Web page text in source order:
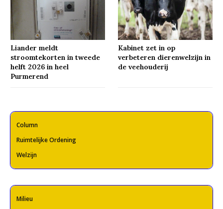
Liander meldt
stroomtekorten in tweede
helft 2026 in heel
Purmerend
Kabinet zet in op
verbeteren dierenwelzijn in
de veehouderij
Column
Ruimtelijke Ordening
Welzijn
Milieu